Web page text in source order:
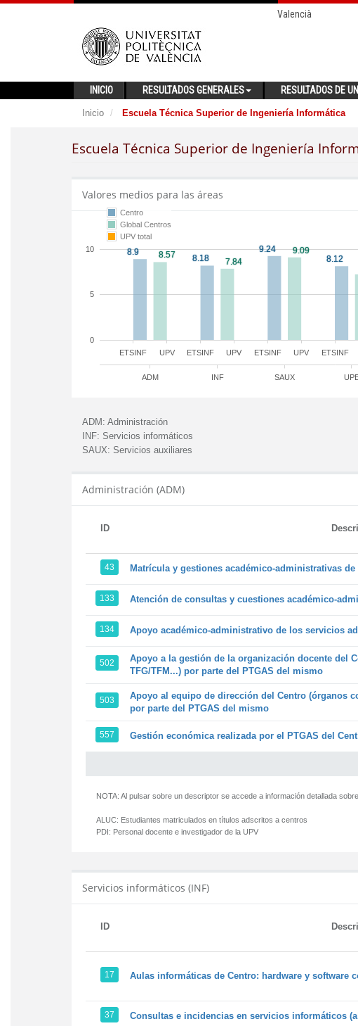
Valencià
INICIO RESULTADOS GENERALES RESULTADOS DE
Inicio Escuela Técnica Superior de Ingeniería Informática
Escuela Técnica Superior de Ingeniería
Valores medios para las áreas
ETSINF ETSINF ETSINF ETSINF
UPV UPV UPV
ADM INF SAUX
0
5
10
Centro
Global Centros
UPV total
ADM: Administración
INF: Servicios informáticos
SAUX: Servicios auxiliares
Administración (ADM)
ID
43 Matrícula y gestiones académico-administrativas
133 Atención de consultas y cuestiones académico-
134 Apoyo académico-administrativo de los servicios
502
Apoyo a la gestión de la organización docente del
TFG/TFM...) por parte del PTGAS del mismo
503
Apoyo al equipo de dirección del Centro (órganos
por parte del PTGAS del mismo
557 Gestión económica realizada por el PTGAS del
NOTA: Al pulsar sobre un descriptor se accede a información detallada
ALUC: Estudiantes matriculados en títulos adscritos a centros
PDI: Personal docente e investigador de la UPV
Servicios informáticos (INF)
ID
17 Aulas informáticas de Centro: hardware y software
37 Consultas e incidencias en servicios informáticos